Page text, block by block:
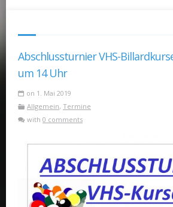
Abschlussturnier VHS-
um 14 Uhr
on 1. Mai 2019
Allgemein, Termine
with 0 comments